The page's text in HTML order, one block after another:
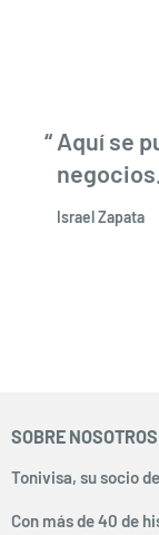
Aquí se
negocios.
Israel Zapata
SOBRE NOSOTROS
Tonivisa, su socio
Con más de 40 de